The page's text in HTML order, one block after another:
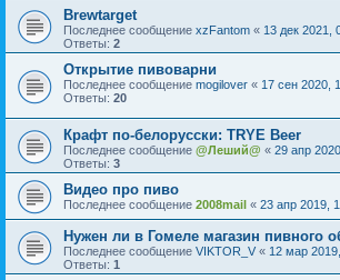
Brewtarget
Последнее сообщение xzFantom « 13 дек 2021,
Ответы: 2
Открытие пивоварни
Последнее сообщение mogilover « 17 сен 2020,
Ответы: 20
Крафт по-белорусски: TRYE Beer
Последнее сообщение @Леший@ « 29 апр
Ответы: 3
Видео про пиво
Последнее сообщение 2008mail « 23 апр 2019,
Нужен ли в Гомеле магазин пивного
Последнее сообщение VIKTOR_V « 12 мар
Ответы: 1